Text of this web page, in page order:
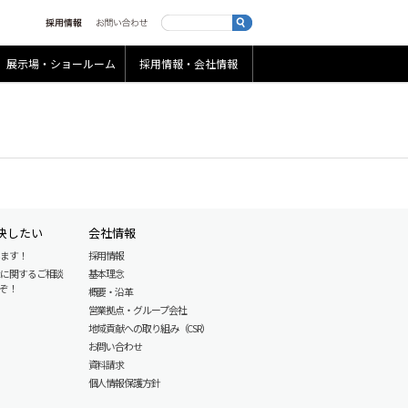
展示場・ショールーム 採用情報・会社情報
したい
す！
関するご相談
！
会社情報
採用情報
基本理念
概要・沿革
営業拠点・グループ会社
地域貢献への取り組み（CSR）
お問い合わせ
資料請求
個人情報保護方針